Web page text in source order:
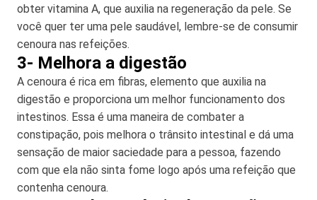
obter vitamina A, que auxilia na regeneração da pele. Se
você quer ter uma pele saudável, lembre-se de consumir
cenoura nas refeições.
3- Melhora a digestão
A cenoura é rica em fibras, elemento que auxilia na
digestão e proporciona um melhor funcionamento dos
intestinos. Essa é uma maneira de combater a
constipação, pois melhora o trânsito intestinal e dá uma
sensação de maior saciedade para a pessoa, fazendo
com que ela não sinta fome logo após uma refeição que
contenha cenoura.